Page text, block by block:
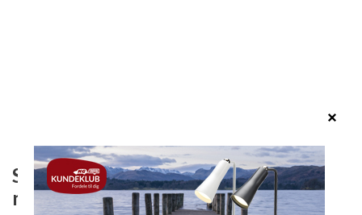
Seneste
nyheder
Velkommen
I KG Camping ønsker vi, at